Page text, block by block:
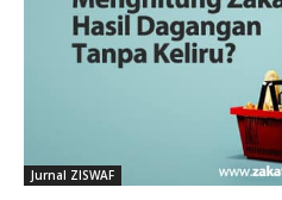
Jurnal ZISWAF